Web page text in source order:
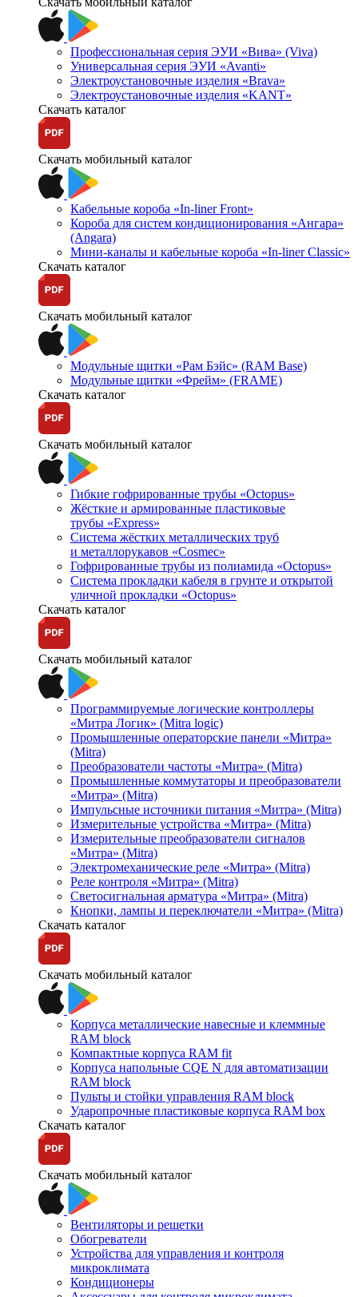
Профессиональная серия ЭУИ «Вива» (Viva)
Универсальная серия ЭУИ «Avanti»
Электроустановочные изделия «Brava»
Электроустановочные изделия «KANT»
Скачать каталог
Скачать мобильный каталог
Кабельные короба «In-liner Front»
Короба для систем кондиционирования «Ангара»
(Angara)
Мини-каналы и кабельные короба «In-liner Classic»
Скачать каталог
Скачать мобильный каталог
Модульные щитки «Рам Бэйс» (RAM Base)
Модульные щитки «Фрейм» (FRAME)
Скачать каталог
Скачать мобильный каталог
Гибкие гофрированные трубы «Octopus»
Жёсткие и армированные пластиковые
трубы «Express»
Система жёстких металлических труб
и металлорукавов «Cosmec»
Гофрированные трубы из полиамида «Octopus»
Система прокладки кабеля в грунте и открытой
уличной прокладки «Octopus»
Скачать каталог
Скачать мобильный каталог
Программируемые логические контроллеры
«Митра Логик» (Mitra logic)
Промышленные операторские панели «Митра»
(Mitra)
Преобразователи частоты «Митра» (Mitra)
Промышленные коммутаторы и преобразователи
«Митра» (Mitra)
Импульсные источники питания «Митра» (Mitra)
Измерительные устройства «Митра» (Mitra)
Измерительные преобразователи сигналов
«Митра» (Mitra)
Электромеханические реле «Митра» (Mitra)
Реле контроля «Митра» (Mitra)
Светосигнальная арматура «Митра» (Mitra)
Кнопки, лампы и переключатели «Митра» (Mitra)
Скачать каталог
Скачать мобильный каталог
Корпуса металлические навесные и клеммные
RAM block
Компактные корпуса RAM fit
Корпуса напольные CQE N для автоматизации
RAM block
Пульты и стойки управления RAM block
Ударопрочные пластиковые корпуса RAM box
Скачать каталог
Скачать мобильный каталог
Вентиляторы и решетки
Обогреватели
Устройства для управления и контроля
микроклимата
Кондиционеры